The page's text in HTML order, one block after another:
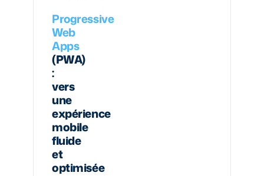
Progressive
Web
Apps
(PWA)
:
vers
une
expérience
mobile
fluide
et
optimisée